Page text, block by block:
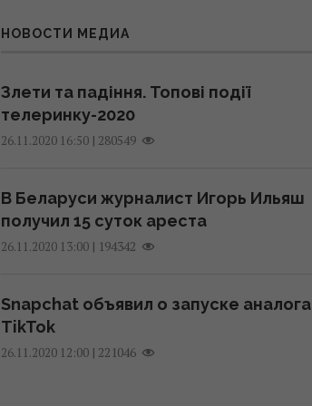
НОВОСТИ МЕДИА
Злети та падіння. Топові події
телеринку-2020
26.11.2020 16:50| 280549
В Беларуси журналист Игорь Ильяш
получил 15 суток ареста
26.11.2020 13:00| 194342
Snapchat объявил о запуске аналога
TikTok
26.11.2020 12:00| 221046